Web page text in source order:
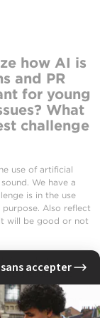
how AI is
and PR
for young
What
challenge
use of artificial
We have a
is in the use
Also reflect
will be good or not
fake photos and
big issues that
news is real or
worries creators